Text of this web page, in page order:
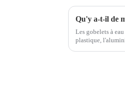
Les gobelets à
plastique,